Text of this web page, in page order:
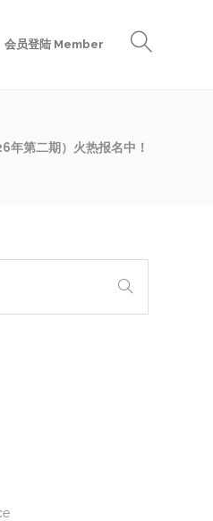
会员登陆 Member
年第二期）火热报名中！